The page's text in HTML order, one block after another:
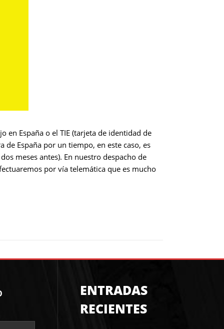
en España o el TIE (tarjeta de identidad de
de España por un tiempo, en este caso, es
meses antes). En nuestro despacho de
por vía telemática que es mucho
ENTRADAS
RECIENTES